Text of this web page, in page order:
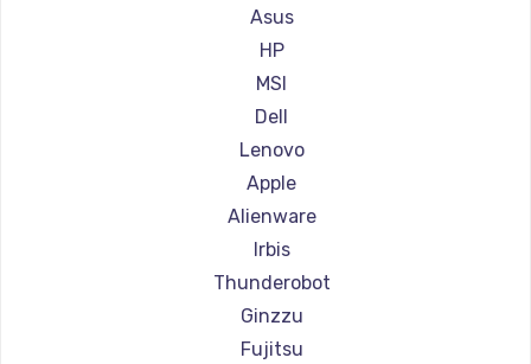
Ремонт компьютеров CHUWI
Asus
HP
MSI
Dell
Lenovo
Apple
Alienware
Irbis
Thunderobot
Ginzzu
Fujitsu